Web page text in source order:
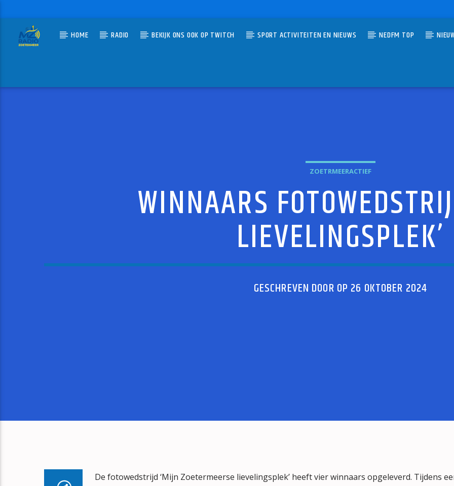
HOME RADIO BEKIJK ONS OOK OP TWITCH SPORT ACTIVITEITEN EN NIEUWS NEDFM TOP
ZOETRMEERACTIEF
WINNAARS
LIEVELINGSPLEK’
GESCHREVEN DOOR OP 26 OKTOBER 2024
De fotowedstrijd ‘Mijn Zoetermeerse lievelingsplek’ heeft vier winnaars opgeleverd. Tijdens